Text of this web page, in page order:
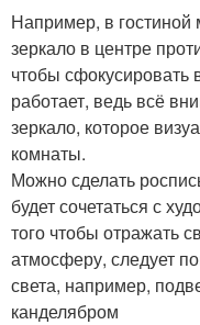
Например, в
зеркало в центре
чтобы
работает, ведь всё
зеркало, которое
комнаты.
Можно сделать
будет сочетаться с
того чтобы отражать
атмосферу, следует
света, например,
канделябром